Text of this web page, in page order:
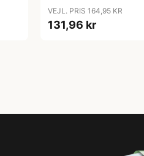
VEJL. PRIS 164,95 KR
131,96 kr